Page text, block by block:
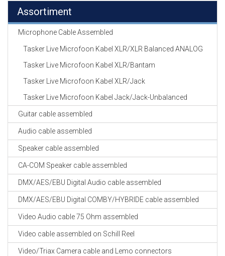
Assortiment
Microphone Cable Assembled
Tasker Live Microfoon Kabel XLR/XLR Balanced ANALOG
Tasker Live Microfoon Kabel XLR/Bantam
Tasker Live Microfoon Kabel XLR/Jack
Tasker Live Microfoon Kabel Jack/Jack-Unbalanced
Guitar cable assembled
Audio cable assembled
Speaker cable assembled
CA-COM Speaker cable assembled
DMX/AES/EBU Digital Audio cable assembled
DMX/AES/EBU Digital COMBY/HYBRIDE cable assembled
Video Audio cable 75 Ohm assembled
Video cable assembled on Schill Reel
Video/Triax Camera cable and Lemo connectors